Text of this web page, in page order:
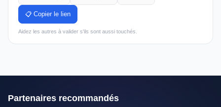
📋 Copier le lien
Aidez les autres à valider s'ils sont aussi touchés.
Partenaires recommandés